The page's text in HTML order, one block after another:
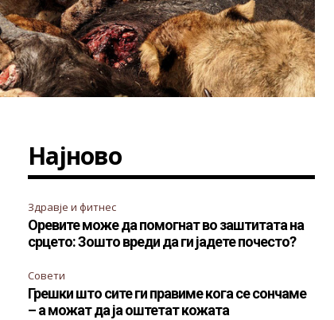
Најново
Здравје и фитнес
Оревите може да помогнат во заштитата на
срцето: Зошто вреди да ги јадете почесто?
Совети
Грешки што сите ги правиме кога се сончаме
– а можат да ја оштетат кожата